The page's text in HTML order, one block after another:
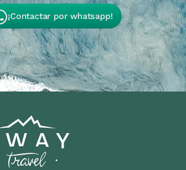
¡Contactar por whatsapp!